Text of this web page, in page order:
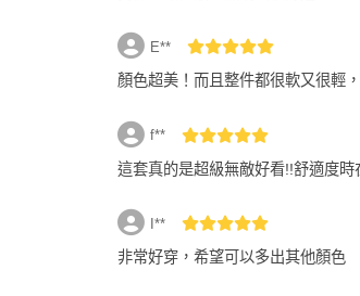
E**
顏色超美！而且整件都很軟又很輕
f**
這套真的是超級無敵好看!!舒適度時
I**
非常好穿，希望可以多出其他顏色